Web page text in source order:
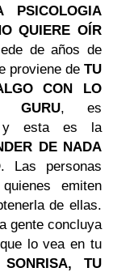
QUIERE OÍR
de años de
proviene de TU
CON LO
GURU, es
y esta es la
DE NADA
. Las personas
emiten
de ellas.
gente concluya
lo vea en tu
TU